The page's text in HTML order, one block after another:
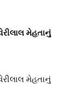
મેહતાનું
મેહતાનું